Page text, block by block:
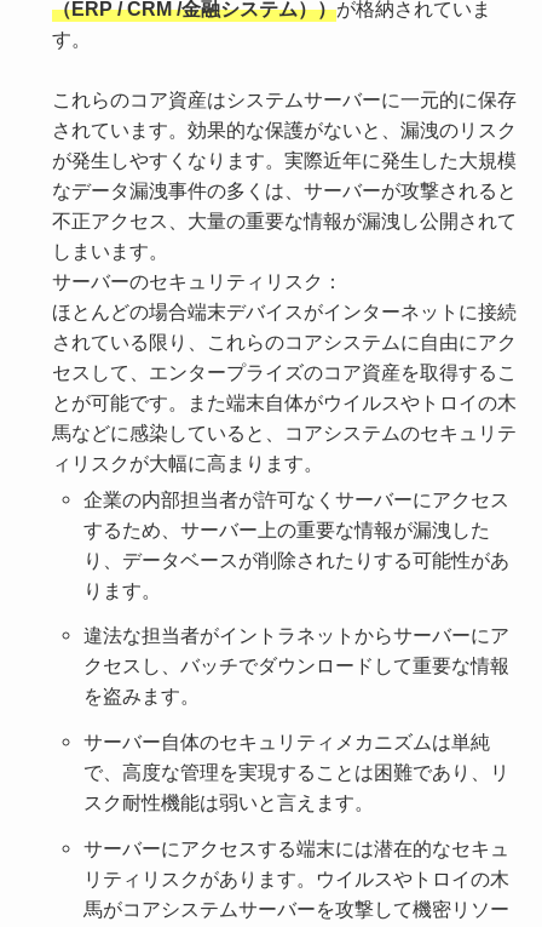
（ERP / CRM /金融システム））が格納されていま
す。
これらのコア資産はシステムサーバーに一元的に保存
されています。効果的な保護がないと、漏洩のリスク
が発生しやすくなります。実際近年に発生した大規模
なデータ漏洩事件の多くは、サーバーが攻撃されると
不正アクセス、大量の重要な情報が漏洩し公開されて
しまいます。
サーバーのセキュリティリスク：
ほとんどの場合端末デバイスがインターネットに接続
されている限り、これらのコアシステムに自由にアク
セスして、エンタープライズのコア資産を取得するこ
とが可能です。また端末自体がウイルスやトロイの木
馬などに感染していると、コアシステムのセキュリテ
ィリスクが大幅に高まります。
企業の内部担当者が許可なくサーバーにアクセス
するため、サーバー上の重要な情報が漏洩した
り、データベースが削除されたりする可能性があ
ります。
違法な担当者がイントラネットからサーバーにア
クセスし、バッチでダウンロードして重要な情報
を盗みます。
サーバー自体のセキュリティメカニズムは単純
で、高度な管理を実現することは困難であり、リ
スク耐性機能は弱いと言えます。
サーバーにアクセスする端末には潜在的なセキュ
リティリスクがあります。ウイルスやトロイの木
馬がコアシステムサーバーを攻撃して機密リソー